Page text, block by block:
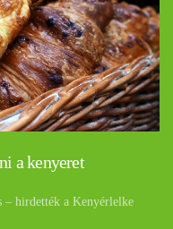
a kenyeret
– hirdették a Kenyérlelke